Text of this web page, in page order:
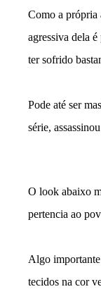
Como a própria
agressiva dela
ter sofrido
Pode até ser
série,
O look abaixo
pertencia ao
Algo
tecidos na cor